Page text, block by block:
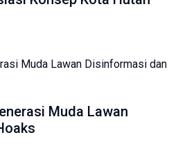
Muda Lawan